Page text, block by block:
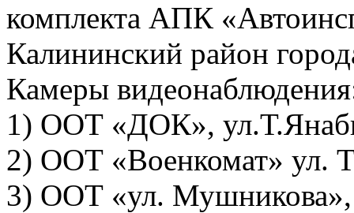
комплекта АПК
Калининский район
Камеры
1) ООТ «ДОК»,
2) ООТ «Военкомат» ул.
3) ООТ «ул. Мушникова»,